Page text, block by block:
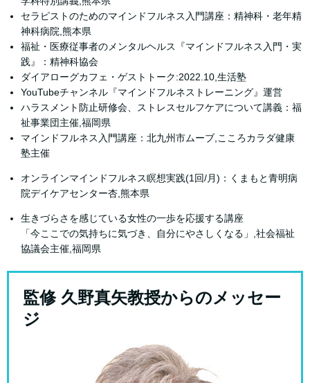
セラピストのためのマインドフルネス入門講座：精神科・老年精
神科病院,熊本県
福祉・医療従事者のメンタルヘルス『マインドフルネス入門・実
践』：精神科協会
ダイアローグカフェ・ゲストトーク:2022.10,生活塾
YouTubeチャンネル『マインドフルネストレーニング』運営
ハラスメント防止研修会、ストレスセルフケアについて講義：福
祉事業団主催,福岡県
マインドフルネス入門講座：北九州市ムーブ,こころカラダ健康
塾主催
オンラインマインドフルネス瞑想実践(1回/月)：くまもと青明病
院デイケアセンター杏,熊本県
生きづらさを感じている女性の一歩を応援する講座
「今ここでの気持ちに気づき、自分にやさしくなる」,社会福祉
協議会主催,福岡県
監修 久野真矢教授からのメッセー
ジ